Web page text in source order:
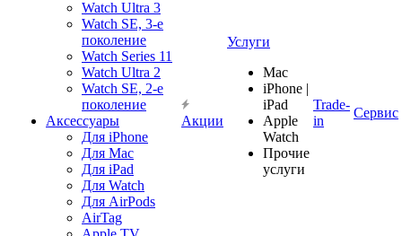
Watch Ultra 3
Watch SE, 3-е
поколение
Watch Series 11
Watch Ultra 2
Watch SE, 2-е
поколение
Аксессуары
Для iPhone
Для Mac
Для iPad
Для Watch
Для AirPods
AirTag
Акции
Услуги
Mac
iPhone |
iPad
Apple
Watch
Прочие
услуги
Trade-
in
Сервис